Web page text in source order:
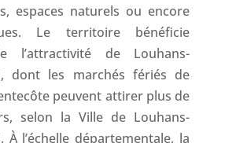
espaces naturels ou encore
Le territoire bénéficie
l’attractivité de Louhans-
dont les marchés fériés de
peuvent attirer plus de
selon la Ville de Louhans-
À l’échelle départementale, la